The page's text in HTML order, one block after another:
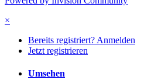
×
Bereits registriert? Anmelden
Jetzt registrieren
Umsehen